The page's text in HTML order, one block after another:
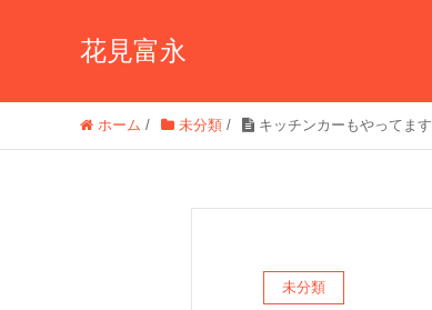
花見富永
ホーム / 未分類 / キッチンカーもやってます
未分類